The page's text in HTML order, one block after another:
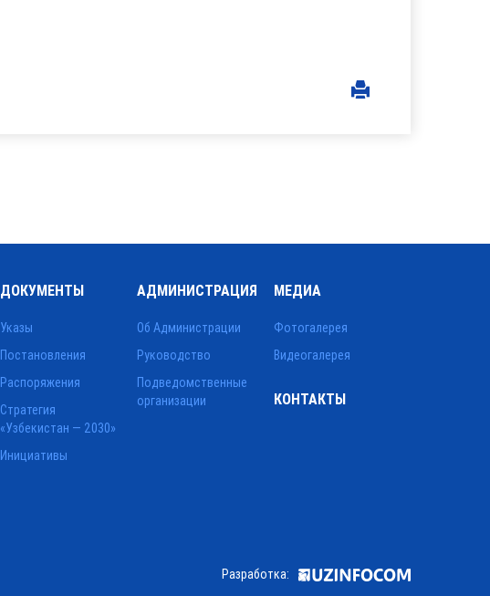
ДОКУМЕНТЫ
Указы
Постановления
Распоряжения
Стратегия
«Узбекистан — 2030»
Инициативы
АДМИНИСТРАЦИЯ
Об Администрации
Руководство
Подведомственные
организации
МЕДИА
Фотогалерея
Видеогалерея
КОНТАКТЫ
Разработка: